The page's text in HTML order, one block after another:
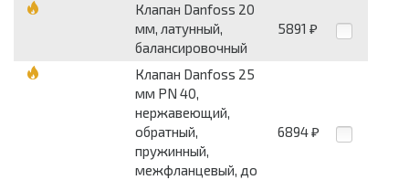
Клапан Danfoss 20
мм, латунный,
балансировочный
5891 ₽
Клапан Danfoss 25
мм PN 40,
нержавеющий,
обратный,
пружинный,
межфланцевый, до
6894 ₽